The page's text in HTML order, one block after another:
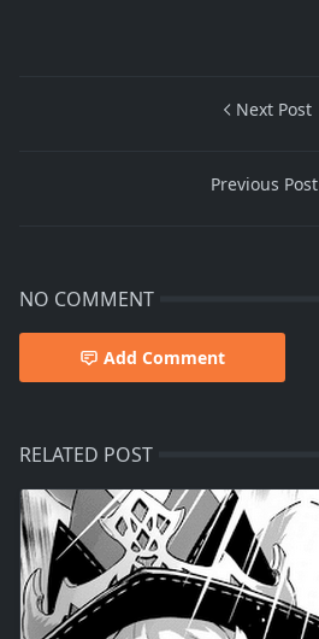
Next Post
Previous Post
NO COMMENT
Add Comment
RELATED POST